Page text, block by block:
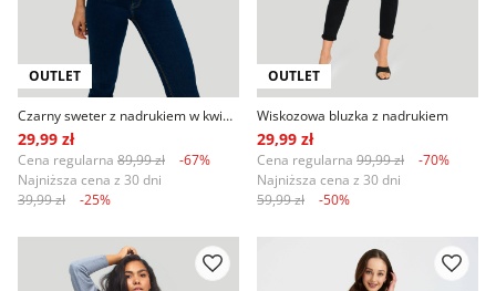
OUTLET
Czarny sweter z nadrukiem w kwiaty
29,99 zł
Cena regularna 89,99 zł
-67%
Najniższa cena z 30 dni
39,99 zł
-25%
OUTLET
Wiskozowa bluzka z nadrukiem
29,99 zł
Cena regularna 99,99 zł
-70%
Najniższa cena z 30 dni
59,99 zł
-50%